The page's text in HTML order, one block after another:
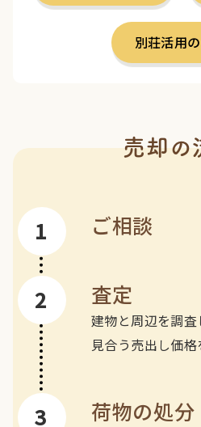
別荘活用
売却の
ご相談
査定
建物と周辺を調
見合う売出し価
荷物の処分